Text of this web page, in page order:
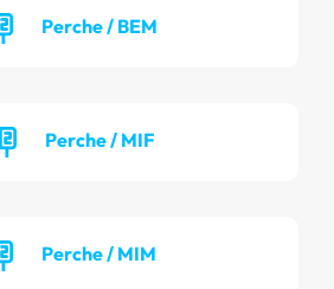
Perche / BEM
Perche / MIF
Perche / MIM